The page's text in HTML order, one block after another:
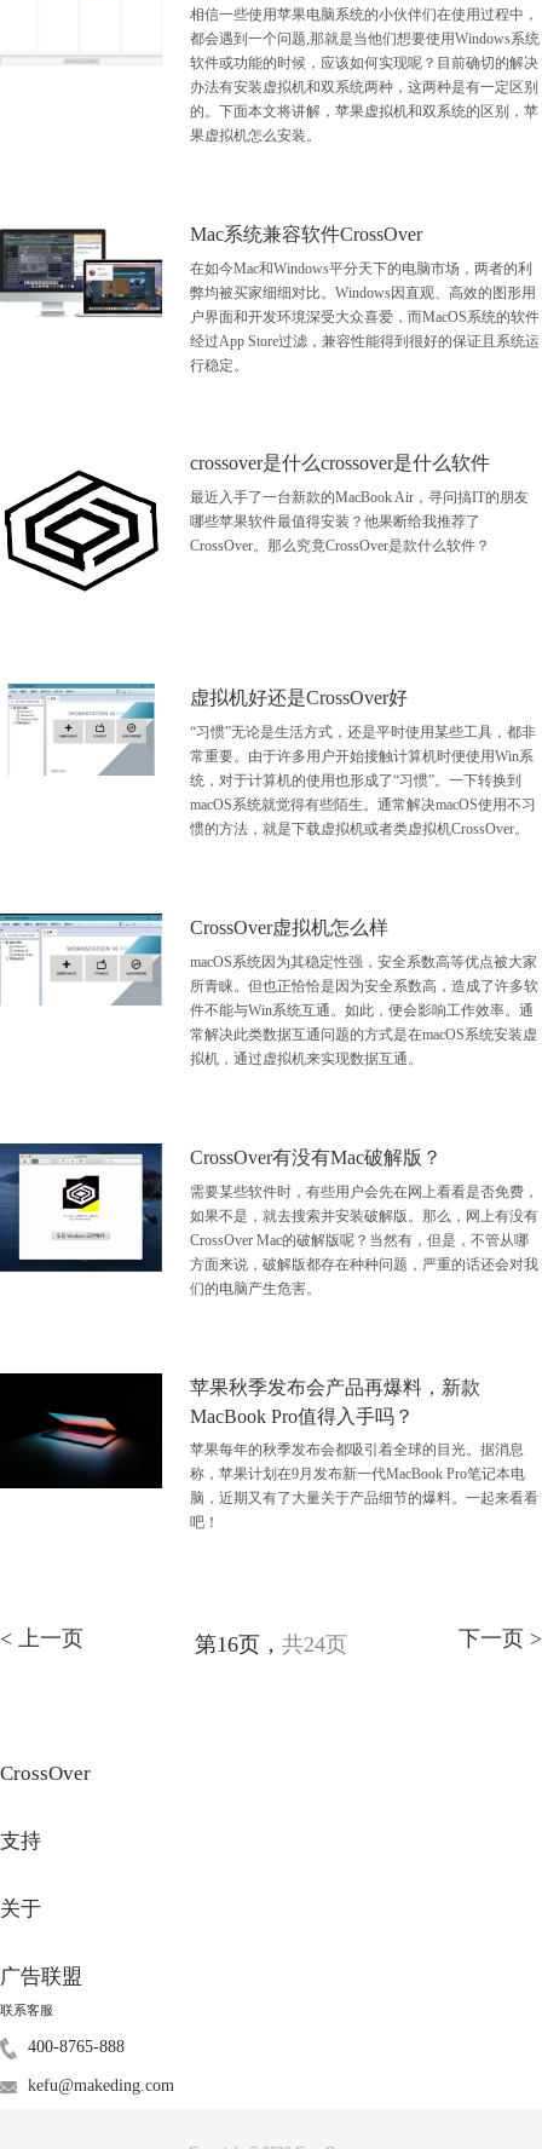
相信一些使用苹果电脑系统的小伙伴们在使用过程中，
都会遇到一个问题,那就是当他们想要使用Windows系统
软件或功能的时候，应该如何实现呢？目前确切的解决
办法有安装虚拟机和双系统两种，这两种是有一定区别
的。下面本文将讲解，苹果虚拟机和双系统的区别，苹
果虚拟机怎么安装。
Mac系统兼容软件CrossOver
在如今Mac和Windows平分天下的电脑市场，两者的利
弊均被买家细细对比。Windows因直观、高效的图形用
户界面和开发环境深受大众喜爱，而MacOS系统的软件
经过App Store过滤，兼容性能得到很好的保证且系统运
行稳定。
crossover是什么crossover是什么软件
最近入手了一台新款的MacBook Air，寻问搞IT的朋友
哪些苹果软件最值得安装？他果断给我推荐了
CrossOver。那么究竟CrossOver是款什么软件？
虚拟机好还是CrossOver好
“习惯”无论是生活方式，还是平时使用某些工具，都非
常重要。由于许多用户开始接触计算机时便使用Win系
统，对于计算机的使用也形成了“习惯”。一下转换到
macOS系统就觉得有些陌生。通常解决macOS使用不习
惯的方法，就是下载虚拟机或者类虚拟机CrossOver。
CrossOver虚拟机怎么样
macOS系统因为其稳定性强，安全系数高等优点被大家
所青睐。但也正恰恰是因为安全系数高，造成了许多软
件不能与Win系统互通。如此，便会影响工作效率。通
常解决此类数据互通问题的方式是在macOS系统安装虚
拟机，通过虚拟机来实现数据互通。
CrossOver有没有Mac破解版？
需要某些软件时，有些用户会先在网上看看是否免费，
如果不是，就去搜索并安装破解版。那么，网上有没有
CrossOver Mac的破解版呢？当然有，但是，不管从哪
方面来说，破解版都存在种种问题，严重的话还会对我
们的电脑产生危害。
苹果秋季发布会产品再爆料，新款
MacBook Pro值得入手吗？
苹果每年的秋季发布会都吸引着全球的目光。据消息
称，苹果计划在9月发布新一代MacBook Pro笔记本电
脑，近期又有了大量关于产品细节的爆料。一起来看看
吧！
< 上一页 第16页， 共24页 下一页 >
CrossOver
支持
关于
广告联盟
联系客服
400-8765-888
kefu@makeding.com